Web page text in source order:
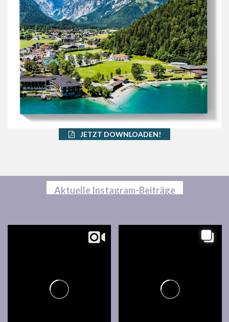
JETZT DOWNLOADEN!
Aktuelle Instagram-Beiträge